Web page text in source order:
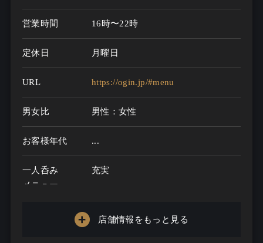
営業時間 16時〜22時
定休日 月曜日
URL https://ogin.jp/#menu
男女比 男性：女性
お客様年代 ...
一人呑み
メニュー
充実
店舗情報をもっと見る